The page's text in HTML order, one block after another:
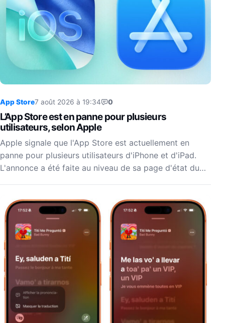
App Store7 août 2026 à 19:34 0
L’App Store est en panne pour plusieurs
utilisateurs, selon Apple
Apple signale que l'App Store est actuellement en
panne pour plusieurs utilisateurs d'iPhone et d'iPad.
L'annonce a été faite au niveau de sa page d'état du…